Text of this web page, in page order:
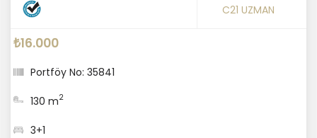
C21 UZMAN
₺16.000
Portföy No: 35841
130 m2
3+1